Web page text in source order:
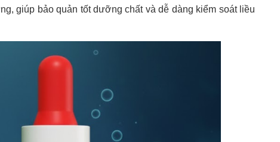
giúp bảo quản tốt dưỡng chất và dễ dàng kiểm soát liều